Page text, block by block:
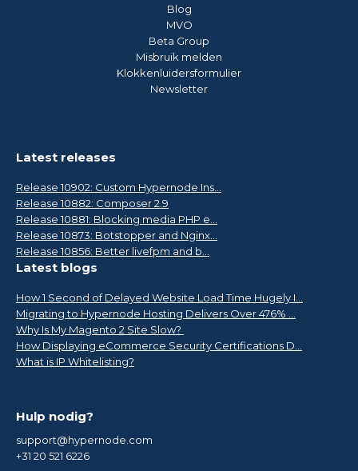
Blog
MVO
Beta Group
Misbruik melden
Klokkenluidersformulier
Newsletter
Latest releases
Release 10902: Custom Hypernode Ins...
Release 10882: Composer 2.9
Release 10881: Blocking media PHP e...
Release 10873: Botstopper and Nginx...
Release 10856: Better livefpm and b...
Latest blogs
How 1 Second of Delayed Website Load Time Hugely I...
Migrating to Hypernode Hosting Delivers Over 476% ...
Why Is My Magento 2 Site Slow?
How Displaying eCommerce Security Certifications D...
What is IP Whitelisting?
Hulp nodig?
support@hypernode.com
+31 20 521 6226